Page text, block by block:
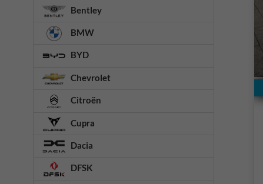
Bentley
BMW
BYD
Chevrolet
Citroën
Cupra
Dacia
DFSK